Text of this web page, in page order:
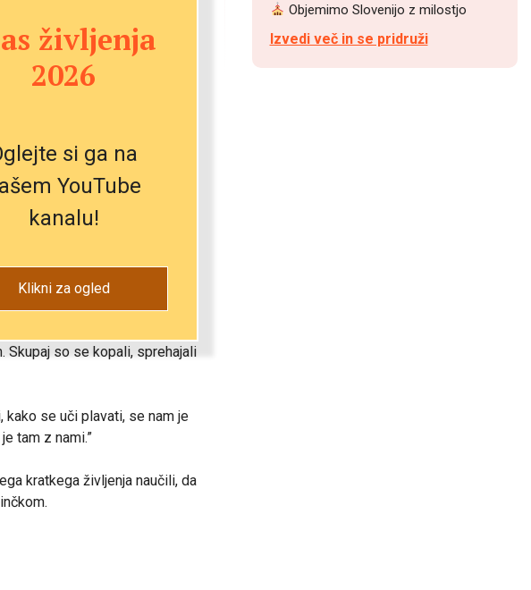
stanje se je začelo
da je brez bolečin,” je
Čutili smo, da se popravlja.”
dnevu po koncu
rekli, da ni možnosti za
mi ga nihče ni mogel vzeti.
Skupaj so se kopali, sprehajali
kako se uči plavati, se nam je
tam z nami.”
kratkega življenja naučili, da
Objemimo Slovenijo z milostjo
Izvedi več in se pridruži
življenja
2026
si ga na
YouTube
kanalu!
Klikni za ogled